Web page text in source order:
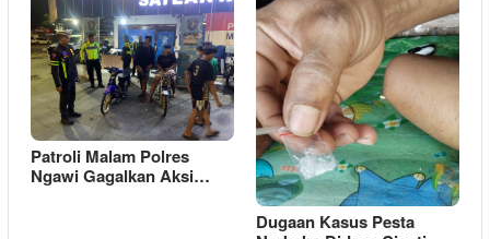
Patroli Malam Polres
Ngawi Gagalkan Aksi…
Dugaan Kasus Pesta